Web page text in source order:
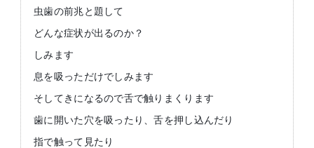
虫歯の前兆と題して
どんな症状が出るのか？
しみます
息を吸っただけでしみます
そしてきになるので舌で触りまくります
歯に開いた穴を吸ったり、舌を押し込んだり
指で触って見たり